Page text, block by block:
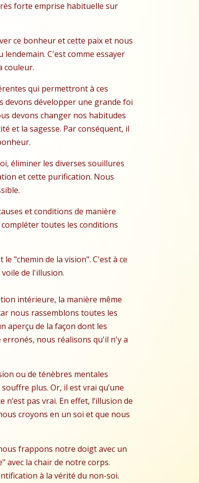
forte emprise habituelle sur
ce bonheur et cette paix et nous
C'est comme essayer
couleur.
qui permettront à ces
devons développer une grande foi
devons changer nos habitudes
et la sagesse. Par conséquent, il
éliminer les diverses souillures
et cette purification. Nous
et conditions de manière
toutes les conditions
"chemin de la vision". C'est à ce
de l'illusion.
intérieure, la manière même
nous rassemblons toutes les
aperçu de la façon dont les
nous réalisons qu'il n'y a
ou de ténèbres mentales
plus. Or, il est vrai qu’une
pas vrai. En effet, l’illusion de
croyons en un soi et que nous
frappons notre doigt avec un
avec la chair de notre corps.
à la vérité du non-soi.